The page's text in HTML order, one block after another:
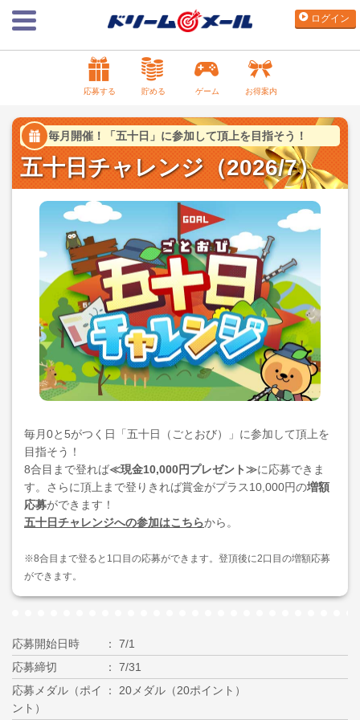
ログイン
応募する 貯める ゲーム お得案内
毎月開催！「五十日」に参加して頂上を目指そう！
五十日チャレンジ（2026/7）
毎月0と5がつく日「五十日（ごとおび）」に参加して頂上を
目指そう！
8合目まで登れば≪現金10,000円プレゼント≫に応募できま
す。さらに頂上まで登りきれば賞金がプラス10,000円の増額
応募ができます！
五十日チャレンジへの参加はこちらから。
※8合目まで登ると1口目の応募ができます。登頂後に2口目の増額応募
ができます。
応募開始日時
7/1
応募締切
7/31
応募メダル（ポイ
ント）
20メダル（20ポイント）